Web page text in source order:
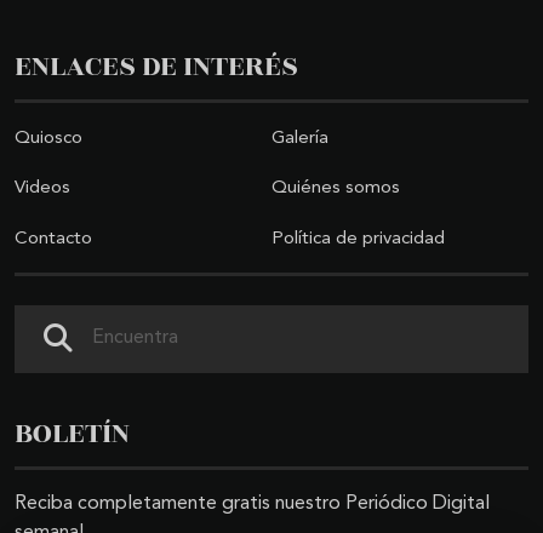
ENLACES DE INTERÉS
Quiosco Galería
Videos Quiénes somos
Contacto Política de privacidad
BOLETÍN
Reciba completamente gratis nuestro Periódico Digital